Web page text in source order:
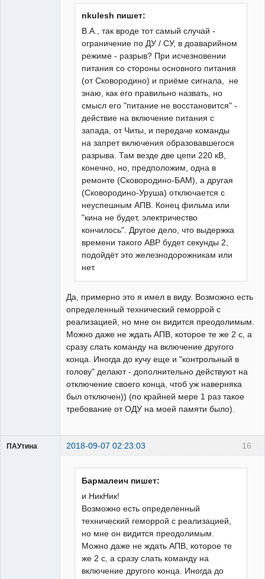
nkulesh пишет:
В.А., так вроде тот самый случай -
ограничение по ДУ / СУ, в доаварийном
режиме - разрыв? При исчезновении
питания со стороны основного питания
(от Сковородино) и приёме сигнала, не
знаю, как его правильно назвать, но
смысл его "питание не восстановится" -
действие на включение питания с
запада, от Читы, и передаче команды
на запрет включения образовавшегося
разрыва. Там везде две цепи 220 кВ,
конечно, но, предположим, одна в
ремонте (Сковородино-БАМ), а другая
(Сковородино-Уруша) отключается с
неуспешным АПВ. Конец фильма или
"кина не будет, электричество
кончилось". Другое дело, что выдержка
времени такого АВР будет секунды 2,
подойдёт это железнодорожникам или
нет.
Да, примерно это я имел в виду. Возможно есть
определенный технический геморрой с
реализацией, но мне он видится преодолимым.
Можно даже не ждать АПВ, которое те же 2 с, а
сразу слать команду на включение другого
конца. Иногда до кучу еще и "контрольный в
голову" делают - дополнительно действуют на
отключение своего конца, чтоб уж наверняка
был отключен)) (по крайней мере 1 раз такое
требование от ОДУ на моей памяти было).
16
ПАУтина 2018-09-07 02:23:03
Бармалеич пишет:
и НикНик!
Возможно есть определенный
технический геморрой с реализацией,
но мне он видится преодолимым.
Можно даже не ждать АПВ, которое те
же 2 с, а сразу слать команду на
включение другого конца. Иногда до